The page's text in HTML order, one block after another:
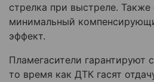
стрелка при выстреле. Также
минимальный
эффект.
Пламегасители гарантируют
то время как ДТК гасят